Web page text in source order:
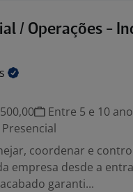
/ Operações -
Entre 5 e 10
Presencial
coordenar e
empresa desde a
garanti...